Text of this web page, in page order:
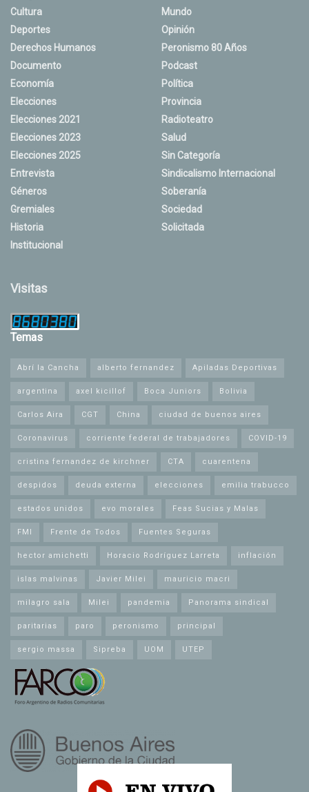
Cultura
Deportes
Derechos Humanos
Documento
Economía
Elecciones
Elecciones 2021
Elecciones 2023
Elecciones 2025
Entrevista
Géneros
Gremiales
Historia
Institucional
Mundo
Opinión
Peronismo 80 Años
Podcast
Política
Provincia
Radioteatro
Salud
Sin Categoría
Sindicalismo Internacional
Soberanía
Sociedad
Solicitada
Visitas
Temas
Abrí la Cancha alberto fernandez Apiladas Deportivas
argentina axel kicillof Boca Juniors Bolivia
Carlos Aira CGT China ciudad de buenos aires
Coronavirus corriente federal de trabajadores COVID-19
cristina fernandez de kirchner CTA cuarentena
despidos deuda externa elecciones emilia trabucco
estados unidos evo morales Feas Sucias y Malas
FMI Frente de Todos Fuentes Seguras
hector amichetti Horacio Rodríguez Larreta inflación
islas malvinas Javier Milei mauricio macri
milagro sala Milei pandemia Panorama sindical
paritarias paro peronismo principal
sergio massa Sipreba UOM UTEP